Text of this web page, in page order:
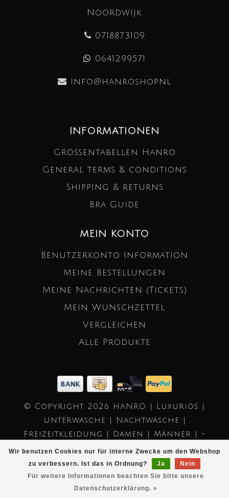
Wir benutzen Cookies nur für interne Zwecke um den Webshop
zu verbessern. Ist das in Ordnung?
Ja
Nein
Für weitere Informationen beachten Sie bitte unsere
Datenschutzerklärung. »
Noordwijk
0718873109
0641299571
info@hanroshop.nl
INFORMATIONEN
Größentabellen Hanro
General terms & conditions
Shipping & returns
Bra Guide
MEIN KONTO
Benutzerkonto Information
Meine Bestellungen
Meine Nachrichten (Tickets)
Mein Wunschzettel
Vergleichen
Alle Produkte
© Copyright 2026 HANRO | Luxuriös |
Unterwäsche | Nachtwäsche |
Freizeitkleidung | Damen | Männer | -
Powered by
Lightspeed
- Theme by
Dyvelopment